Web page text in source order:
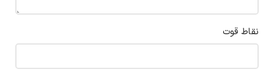
نقاط قوت